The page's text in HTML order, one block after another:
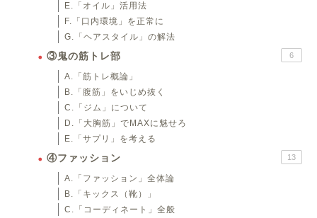
E.「オイル」活用法
F.「口内環境」を正常に
G.「ヘアスタイル」の解法
③鬼の筋トレ部 6
A.「筋トレ概論」
B.「腹筋」をいじめ抜く
C.「ジム」について
D.「大胸筋」でMAXに魅せろ
E.「サプリ」を考える
④ファッション 13
A.「ファッション」全体論
B.「キックス（靴）」
C.「コーディネート」全般